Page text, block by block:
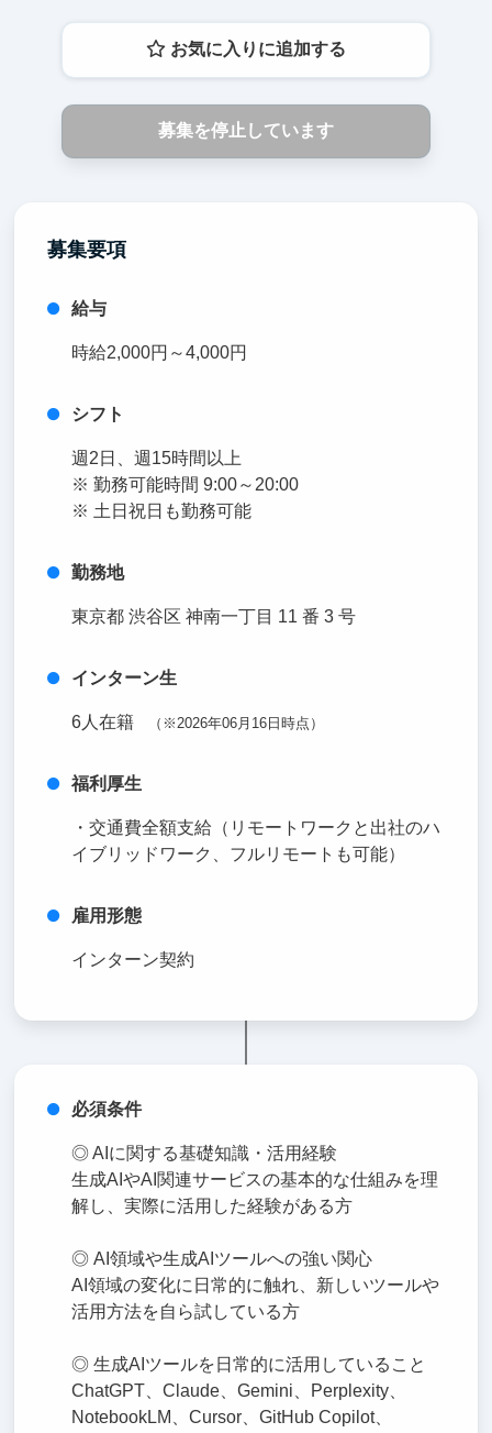
お気に入りに追加する
募集を停止しています
募集要項
給与
時給2,000円～4,000円
シフト
週2日、週15時間以上
※ 勤務可能時間 9:00～20:00
※ 土日祝日も勤務可能
勤務地
東京都 渋谷区 神南一丁目 11 番 3 号
インターン生
6人在籍 （※2026年06月16日時点）
福利厚生
・交通費全額支給（リモートワークと出社のハ
イブリッドワーク、フルリモートも可能）
雇用形態
インターン契約
必須条件
◎ AIに関する基礎知識・活用経験
生成AIやAI関連サービスの基本的な仕組みを理
解し、実際に活用した経験がある方
◎ AI領域や生成AIツールへの強い関心
AI領域の変化に日常的に触れ、新しいツールや
活用方法を自ら試している方
◎ 生成AIツールを日常的に活用していること
ChatGPT、Claude、Gemini、Perplexity、
NotebookLM、Cursor、GitHub Copilot、